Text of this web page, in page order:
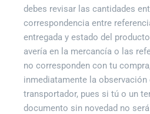
debes revisar las cantidades
correspondencia entre
entregada y estado del
avería en la mercancía o las
no corresponden con tu
inmediatamente la observación
transportador, pues si tú o un
documento sin novedad no